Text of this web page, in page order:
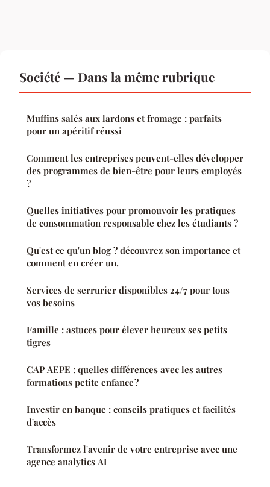
Société — Dans la même rubrique
Muffins salés aux lardons et fromage : parfaits
pour un apéritif réussi
Comment les entreprises peuvent-elles développer
des programmes de bien-être pour leurs employés
?
Quelles initiatives pour promouvoir les pratiques
de consommation responsable chez les étudiants ?
Qu'est ce qu'un blog ? découvrez son importance et
comment en créer un.
Services de serrurier disponibles 24/7 pour tous
vos besoins
Famille : astuces pour élever heureux ses petits
tigres
CAP AEPE : quelles différences avec les autres
formations petite enfance ?
Investir en banque : conseils pratiques et facilités
d'accès
Transformez l'avenir de votre entreprise avec une
agence analytics AI